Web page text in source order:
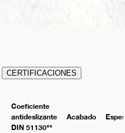
CERTIFICACIONES
Coeficiente
antideslizante
DIN 51130**
Acabado